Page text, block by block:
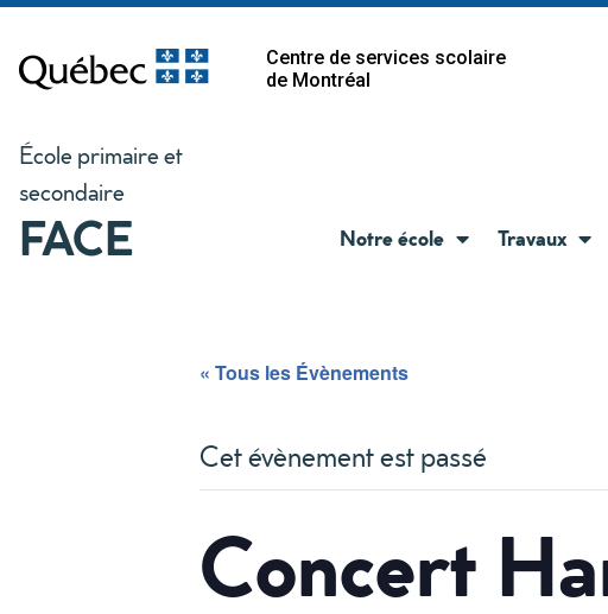
Centre de services scolaire
de Montréal
École primaire et
secondaire
FACE Notre école Travaux
« Tous les Évènements
Cet évènement est passé
Concert